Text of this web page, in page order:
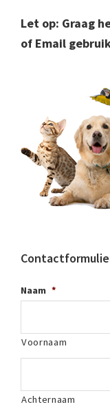
Let op: Graag
of Email
Naam *
Voornaam
Achternaam